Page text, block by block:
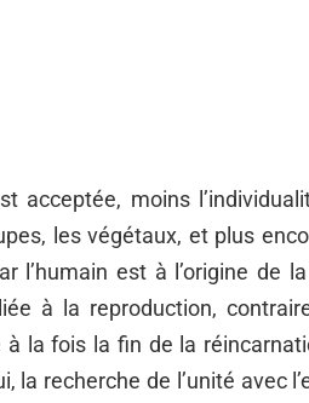
acceptée, moins
les végétaux, et plus
l’humain est à l’origine de
à la reproduction,
à la fois la fin de la
la recherche de l’unité avec